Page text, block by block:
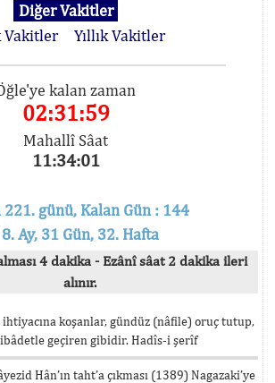
Diğer Vakitler
Vakitler
Yıllık Vakitler
kalan zaman
02:31:59
Mahallî Sâat
11:34:01
221. günü, Kalan Gün : 144
8. Ay, 31 Gün, 32. Hafta
4 dakika - Ezânî sâat 2 dakika ileri
alınır.
koşanlar, gündüz (nâfile) oruç tutup,
geçiren gibidir. Hadîs-i şerîf
Hân’ın taht’a çıkması (1389) Nagazaki’ye